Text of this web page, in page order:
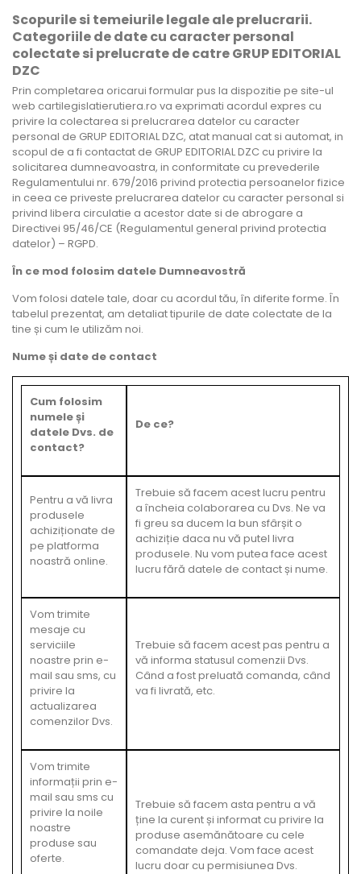
Scopurile si temeiurile legale ale prelucrarii.
Categoriile de date cu caracter personal
colectate si prelucrate de catre GRUP EDITORIAL
DZC
Prin completarea oricarui formular pus la dispozitie pe site-ul
web cartilegislatierutiera.ro va exprimati acordul expres cu
privire la colectarea si prelucrarea datelor cu caracter
personal de GRUP EDITORIAL DZC, atat manual cat si automat, in
scopul de a fi contactat de GRUP EDITORIAL DZC cu privire la
solicitarea dumneavoastra, in conformitate cu prevederile
Regulamentului nr. 679/2016 privind protectia persoanelor fizice
in ceea ce priveste prelucrarea datelor cu caracter personal si
privind libera circulatie a acestor date si de abrogare a
Directivei 95/46/CE (Regulamentul general privind protectia
datelor) – RGPD.
În ce mod folosim datele Dumneavostră
Vom folosi datele tale, doar cu acordul tău, în diferite forme. În
tabelul prezentat, am detaliat tipurile de date colectate de la
tine și cum le utilizăm noi.
Nume și date de contact
Cum folosim
numele și
datele Dvs. de
contact?
De ce?
Pentru a vă livra
produsele
achiziționate de
pe platforma
noastră online.
Trebuie să facem acest lucru pentru
a încheia colaborarea cu Dvs. Ne va
fi greu sa ducem la bun sfârșit o
achiziție daca nu vă putel livra
produsele. Nu vom putea face acest
lucru fără datele de contact și nume.
Vom trimite
mesaje cu
serviciile
noastre prin e-
mail sau sms, cu
privire la
actualizarea
comenzilor Dvs.
Trebuie să facem acest pas pentru a
vă informa statusul comenzii Dvs.
Când a fost preluată comanda, când
va fi livrată, etc.
Vom trimite
informații prin e-
mail sau sms cu
privire la noile
noastre
produse sau
oferte.
Trebuie să facem asta pentru a vă
ține la curent și informat cu privire la
produse asemănătoare cu cele
comandate deja. Vom face acest
lucru doar cu permisiunea Dvs.